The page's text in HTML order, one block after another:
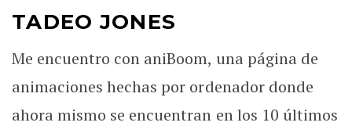
TADEO JONES
Me encuentro con aniBoom, una página de
animaciones hechas por ordenador donde
ahora mismo se encuentran en los 10 últimos